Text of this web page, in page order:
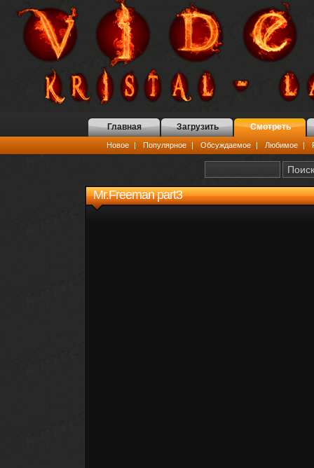
Главная Загрузить Смотреть
Новое | Популярное | Обсуждаемое | Любимое |
Mr.Freeman part3